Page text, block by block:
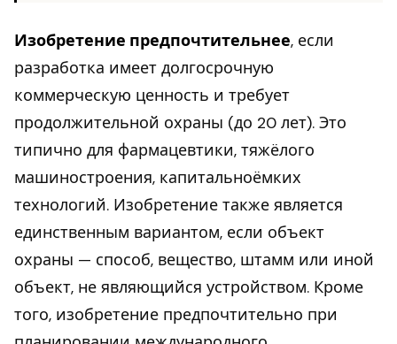
Изобретение предпочтительнее, если
разработка имеет долгосрочную
коммерческую ценность и требует
продолжительной охраны (до 20 лет). Это
типично для фармацевтики, тяжёлого
машиностроения, капитальноёмких
технологий. Изобретение также является
единственным вариантом, если объект
охраны — способ, вещество, штамм или иной
объект, не являющийся устройством. Кроме
того, изобретение предпочтительно при